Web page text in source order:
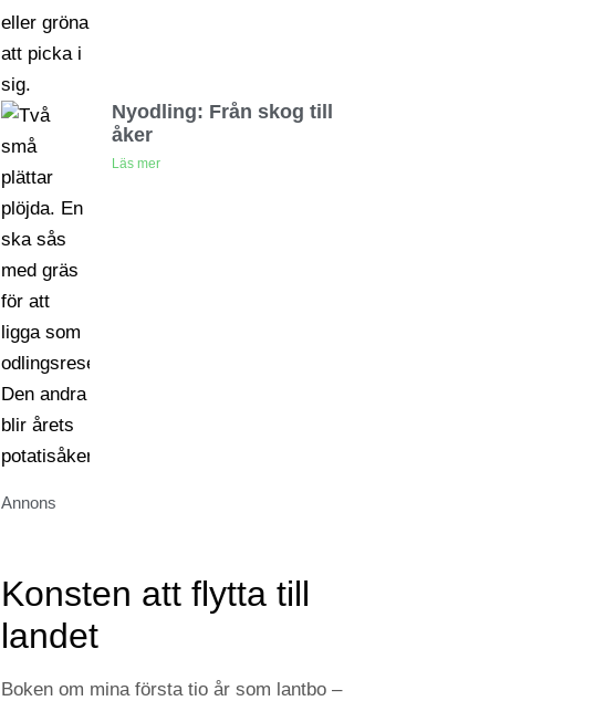
Nyodling: Från skog till
åker
Läs mer
Annons
Konsten att flytta till
landet
Boken om mina första tio år som lantbo –